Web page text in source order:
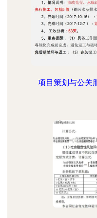
项目策划与公关